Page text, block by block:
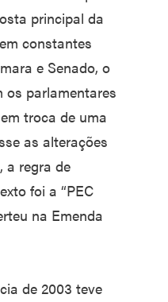
principal da
constantes
e Senado, o
os parlamentares
troca de uma
as alterações
a regra de
foi a “PEC
na Emenda
de 2003 teve